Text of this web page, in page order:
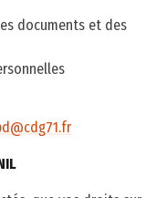
documents et des